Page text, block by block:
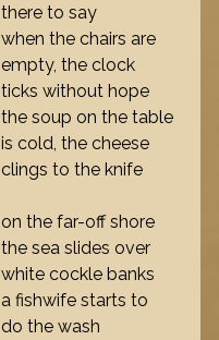
there to say
when the chairs are
empty, the clock
ticks without hope
the soup on the table
is cold, the cheese
clings to the knife
on the far-off shore
the sea slides over
white cockle banks
a fishwife starts to
do the wash